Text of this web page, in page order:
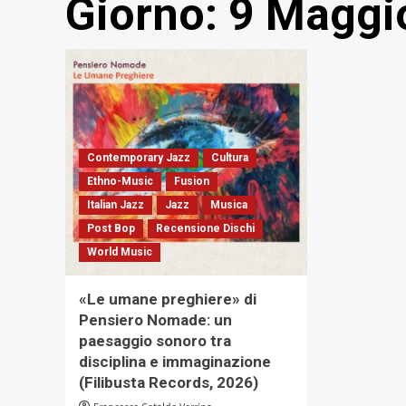
Giorno: 9
Contemporary Jazz
Cultura
Ethno-Music
Fusion
Italian Jazz
Jazz
Musica
Post Bop
Recensione Dischi
World Music
«Le umane preghiere» di
Pensiero Nomade: un
paesaggio sonoro tra
disciplina e immaginazione
(Filibusta Records, 2026)